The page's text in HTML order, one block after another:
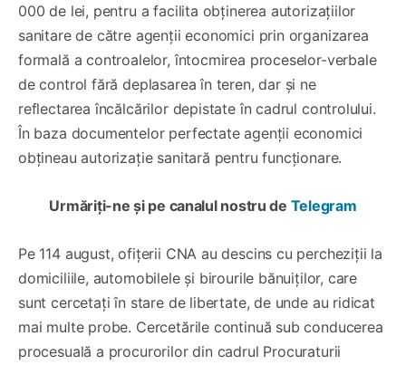
000 de lei, pentru a facilita obținerea autorizațiilor
sanitare de către agenții economici prin organizarea
formală a controalelor, întocmirea proceselor-verbale
de control fără deplasarea în teren, dar și ne
reflectarea încălcărilor depistate în cadrul controlului.
În baza documentelor perfectate agenții economici
obțineau autorizație sanitară pentru funcționare.
Urmăriți-ne și pe canalul nostru de Telegram
Pe 114 august, ofițerii CNA au descins cu percheziții la
domiciliile, automobilele și birourile bănuiților, care
sunt cercetați în stare de libertate, de unde au ridicat
mai multe probe. Cercetările continuă sub conducerea
procesuală a procurorilor din cadrul Procuraturii